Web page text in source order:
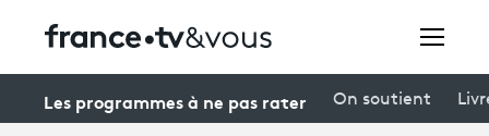
Les programmes à ne pas rater On soutient